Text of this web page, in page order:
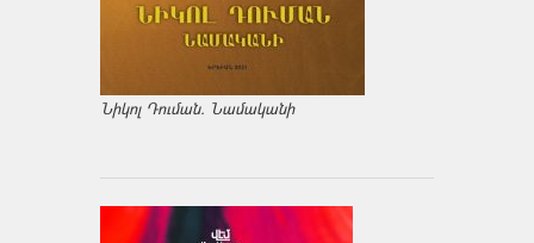
Նիկոլ Դուման. Նամականի